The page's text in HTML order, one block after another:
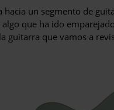
un segmento de
que ha ido
guitarra que vamos a